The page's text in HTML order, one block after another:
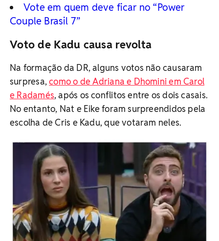
Vote em quem deve ficar no “Power
Couple Brasil 7”
Voto de Kadu causa revolta
Na formação da DR, alguns votos não causaram
surpresa,como o de Adriana e Dhomini em Carol
e Radamés, após os conflitos entre os dois casais.
No entanto, Nat e Eike foram surpreendidos pela
escolha de Cris e Kadu, que votaram neles.